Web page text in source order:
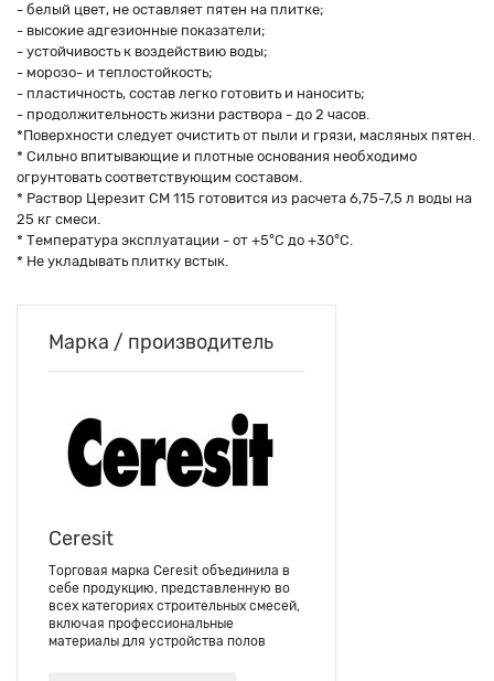
- белый цвет, не оставляет пятен на плитке;
- высокие адгезионные показатели;
- устойчивость к воздействию воды;
- морозо- и теплостойкость;
- пластичность, состав легко готовить и наносить;
- продолжительность жизни раствора - до 2 часов.
*Поверхности следует очистить от пыли и грязи, масляных пятен.
* Сильно впитывающие и плотные основания необходимо
огрунтовать соответствующим составом.
* Раствор Церезит СМ 115 готовится из расчета 6,75-7,5 л воды на
25 кг смеси.
* Температура эксплуатации - от +5°C до +30°C.
* Не укладывать плитку встык.
Марка / производитель
Ceresit
Торговая марка Ceresit объединила в
себе продукцию, представленную во
всех категориях строительных смесей,
включая профессиональные
материалы для устройства полов